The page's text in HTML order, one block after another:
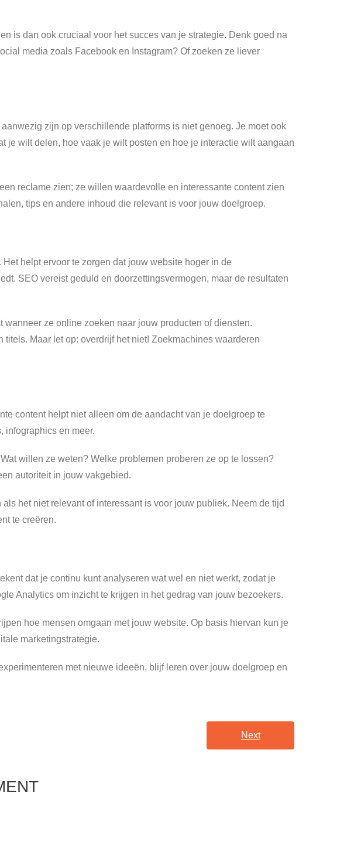
is dan ook cruciaal voor het succes van je strategie. Denk goed na
media zoals Facebook en Instagram? Of zoeken ze liever
zijn op verschillende platforms is niet genoeg. Je moet ook
je wilt delen, hoe vaak je wilt posten en hoe je interactie wilt aangaan
reclame zien; ze willen waardevolle en interessante content zien
tips en andere inhoud die relevant is voor jouw doelgroep.
helpt ervoor te zorgen dat jouw website hoger in de
SEO vereist geduld en doorzettingsvermogen, maar de resultaten
ze online zoeken naar jouw producten of diensten.
Maar let op: overdrijf het niet! Zoekmachines waarderen
content helpt niet alleen om de aandacht van je doelgroep te
infographics en meer.
willen ze weten? Welke problemen proberen ze op te lossen?
autoriteit in jouw vakgebied.
het niet relevant of interessant is voor jouw publiek. Neem de tijd
te creëren.
dat je continu kunt analyseren wat wel en niet werkt, zodat je
Analytics om inzicht te krijgen in het gedrag van jouw bezoekers.
hoe mensen omgaan met jouw website. Op basis hiervan kun je
marketingstrategie.
met nieuwe ideeën, blijf leren over jouw doelgroep en
Next